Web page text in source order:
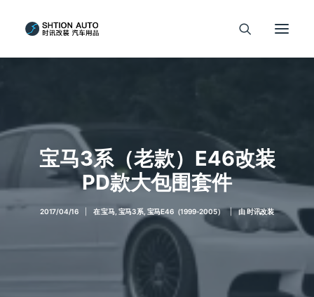
宝马3系（老款）E46改装
PD款大包围套件
2017/04/16 在宝马 宝马3系, 宝马E46（1999-2005） | 由时讯改装